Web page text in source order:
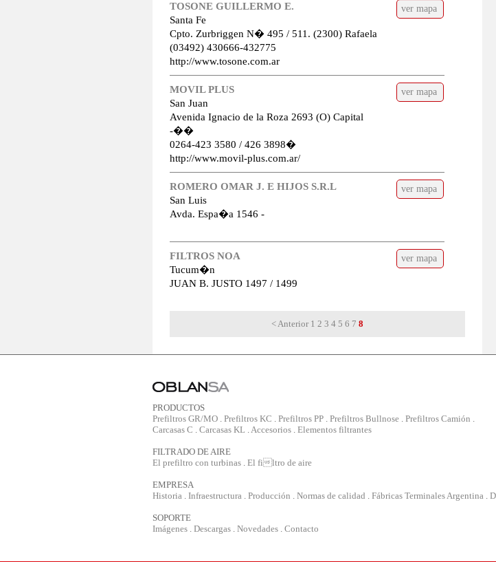
TOSONE GUILLERMO E.
Santa Fe
Cpto. Zurbriggen N� 495 / 511. (2300) Rafaela
(03492) 430666-432775
http://www.tosone.com.ar
ver mapa
MOVIL PLUS
San Juan
Avenida Ignacio de la Roza 2693 (O) Capital
-��
0264-423 3580 / 426 3898�
http://www.movil-plus.com.ar/
ver mapa
ROMERO OMAR J. E HIJOS S.R.L
San Luis
Avda. Espa�a 1546 -
ver mapa
FILTROS NOA
Tucum�n
JUAN B. JUSTO 1497 / 1499
ver mapa
< Anterior 1 2 3 4 5 6 7 8
PRODUCTOS
Prefiltros GR/MO . Prefiltros KC . Prefiltros PP . Prefiltros Bullnose . Prefiltros Camión .
Carcasas C . Carcasas KL .Accesorios . Elementos filtrantes
FILTRADO DE AIRE
El prefiltro con turbinas . El filtro de aire
EMPRESA
Historia . Infraestructura . Producción . Normas de calidad . Fábricas Terminales Argentina .
SOPORTE
Imágenes . Descargas . Novedades . Contacto